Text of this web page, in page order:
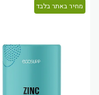
מחיר באתר בלבד